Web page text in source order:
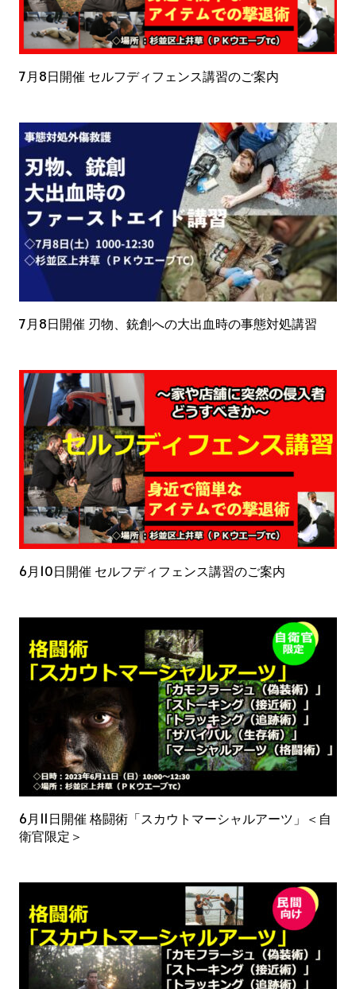
7月8日開催 セルフディフェンス講習のご案内
7月8日開催 刃物、銃創への大出血時の事態対処講習
6月10日開催 セルフディフェンス講習のご案内
6月11日開催 格闘術「スカウトマーシャルアーツ」＜自
衛官限定＞